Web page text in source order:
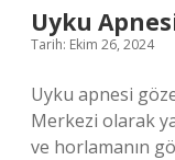
Uyku
Tarih: Ekim 26, 2024
Uyku apnesi
Merkezi olarak
ve horlamanın